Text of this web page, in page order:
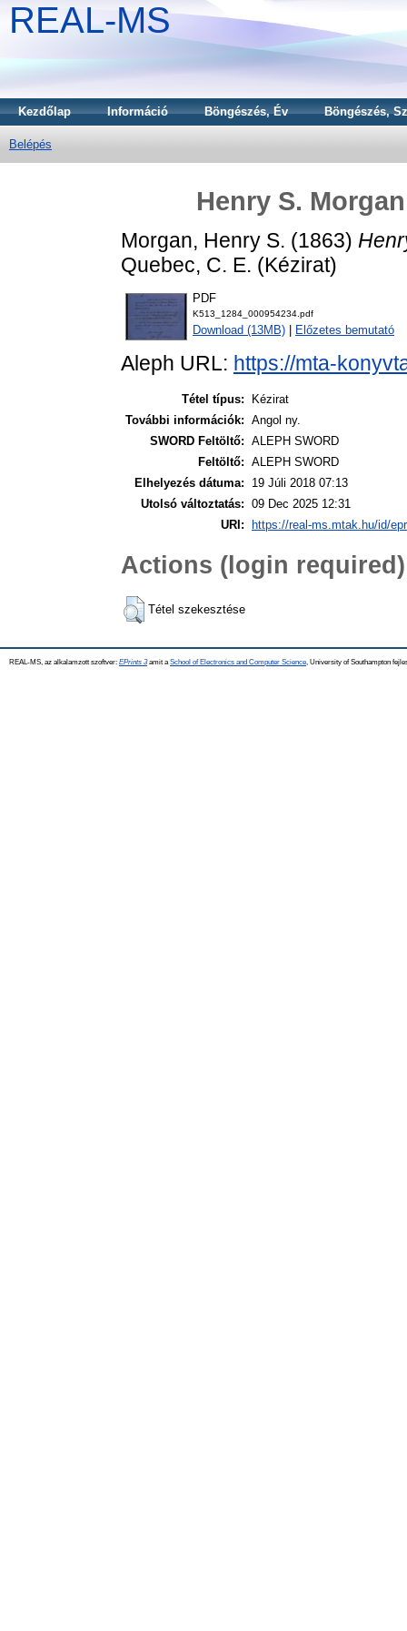
REAL-MS
Kezdőlap Információ Böngészés, Év Böngészés,
Belépés
Henry S.
Morgan, Henry S. (1863)
Quebec, C. E. (Kézirat)
PDF
K513_1284_000954234.pdf
Download (13MB) Előzetes bemutató
Aleph URL: https://mta-
Tétel típus:
Kézirat
További információk: Angol ny.
SWORD Feltöltő: ALEPH SWORD
Feltöltő: ALEPH SWORD
Elhelyezés dátuma:
19 Júli 2018 07:13
Utolsó változtatás: 09 Dec 2025 12:31
URI:
https://real-ms.mtak.hu/id/
Actions (login required)
Tétel szekesztése
REAL-MS, az alkalamzott szoftver: EPrints 3amit a School of Electronics and Computer Science , University of Southampton